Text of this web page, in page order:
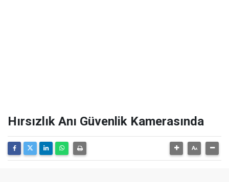
Hırsızlık Anı Güvenlik Kamerasında